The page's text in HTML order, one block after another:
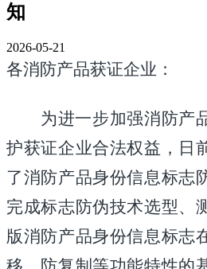
知
2026-05-21
各消防产品获证企业：
为进一步加强消防产
护获证企业合法权益，日
了消防产品身份信息标志
完成标志防伪技术选型、
版消防产品身份信息标志